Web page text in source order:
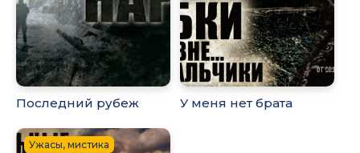
Последний рубеж У меня нет брата
Ужасы, мистика